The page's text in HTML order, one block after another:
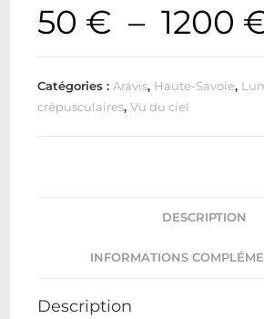
50 € – 1200
Catégories :Aravis, Haute-Savoie,
crépusculaires,Vu du ciel
DESCRIPTION
INFORMATIONS
Description